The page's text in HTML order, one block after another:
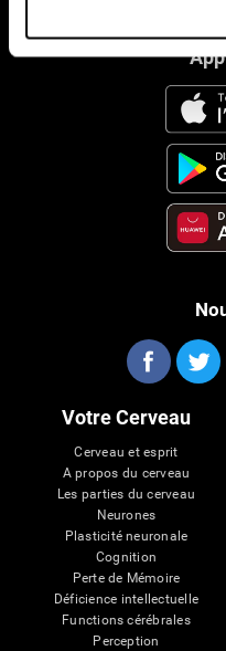
Votre Cerveau
Cerveau et esprit
A propos du cerveau
Les parties du cerveau
Neurones
Plasticité neuronale
Cognition
Perte de Mémoire
Déficience intellectuelle
Functions cérébrales
Perception